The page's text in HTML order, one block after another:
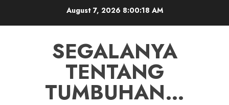
August 7, 2026 8:00:19 AM
SEGALANYA
TENTANG
TUMBUHAN…